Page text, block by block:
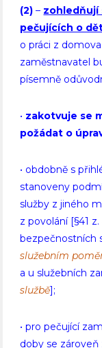
(2) – zohledňují
pečujících o
o práci z
zaměstnavatel
písemně
• zakotvuje se
požádat o
• obdobně s
stanoveny
služby z jiného
z povolání [§41 z.
bezpečnostních
služebním
a u služebních
službě];
• pro pečující
doby se zároveň